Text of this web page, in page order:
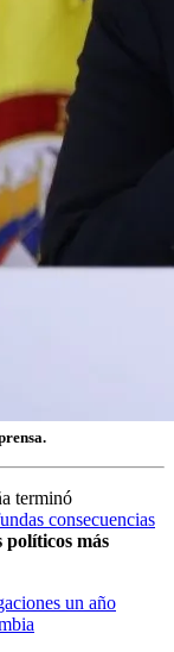
terminó
consecuencias
políticos más
un año